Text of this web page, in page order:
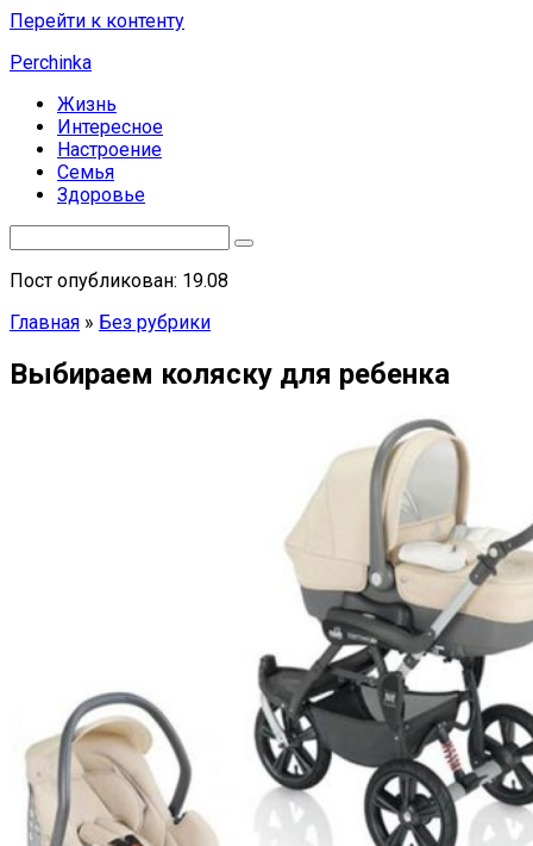
Перейти к контенту
Perchinka
Жизнь
Интересное
Настроение
Семья
Здоровье
Пост опубликован: 19.08
Главная » Без рубрики
Выбираем коляску для ребенка